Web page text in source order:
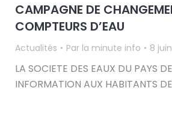
CAMPAGNE DE
COMPTEURS D’EAU
Actualités Par la minute info 8
LA SOCIETE DES EAUX DU PAYS
INFORMATION AUX HABITANTS